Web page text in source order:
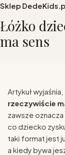
Sklep
Łóżko
ma sens
Artykuł wyjaśnia,
rzeczywiście
zawsze
co dziecko
taki format jest
a kiedy bywa